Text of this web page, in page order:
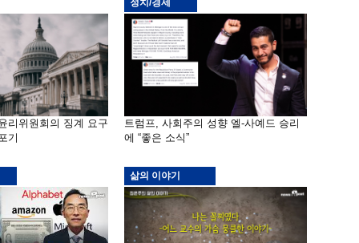
리위원회의 징계 요구
기
정치/경제
트럼프, 사회주의 성향 엘-사예드 승리
에 “좋은 소식”
삶의 이야기